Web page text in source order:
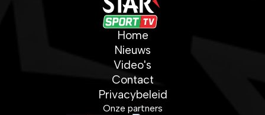
Home
Nieuws
Video's
Contact
Privacybeleid
Onze partners